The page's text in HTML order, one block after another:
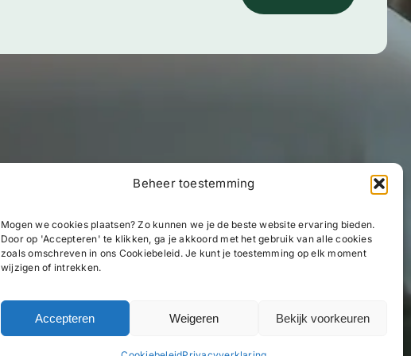
Beheer toestemming
Mogen we cookies plaatsen? Zo kunnen we je de beste website ervaring bieden.
Door op 'Accepteren' te klikken, ga je akkoord met het gebruik van alle cookies
zoals omschreven in ons Cookiebeleid. Je kunt je toestemming op elk moment
wijzigen of intrekken.
Accepteren Weigeren Bekijk voorkeuren